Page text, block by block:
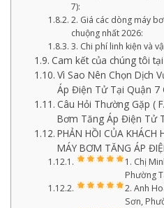
7):
2. Giá các dòng máy
chuộng nhất 2026:
3. Chi phí linh kiện và
Cam kết của chúng tôi
Vì Sao Nên Chọn Dịch
Áp Điện Tử Tại Quận 7
Câu Hỏi Thường Gặp (
Bơm Tăng Áp Điện Tử
PHẢN HỒI CỦA KHÁCH
MÁY BƠM TĂNG ÁP
1. Chị
Phường
2. Anh
Sơn,